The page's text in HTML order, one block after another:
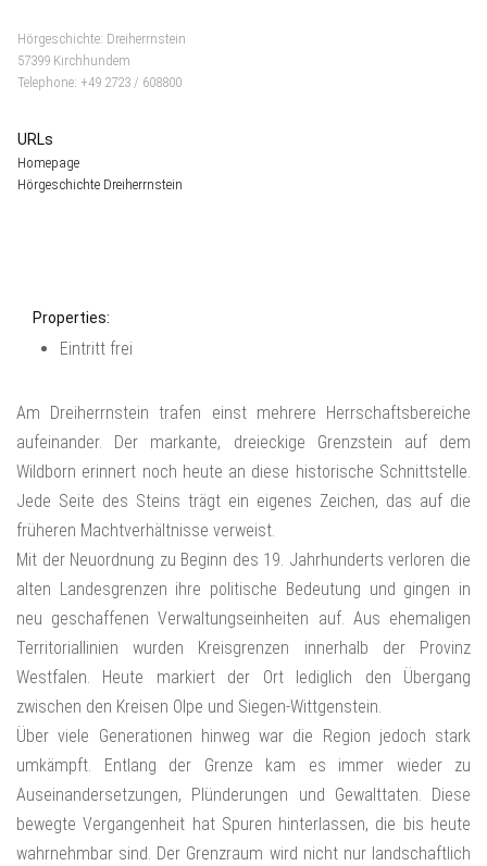
Hörgeschichte: Dreiherrnstein
57399 Kirchhundem
Telephone: +49 2723 / 608800
URLs
Homepage
Hörgeschichte Dreiherrnstein
Properties:
Eintritt frei
Am Dreiherrnstein trafen einst mehrere Herrschaftsbereiche
aufeinander. Der markante, dreieckige Grenzstein auf dem
Wildborn erinnert noch heute an diese historische Schnittstelle.
Jede Seite des Steins trägt ein eigenes Zeichen, das auf die
früheren Machtverhältnisse verweist.
Mit der Neuordnung zu Beginn des 19. Jahrhunderts verloren die
alten Landesgrenzen ihre politische Bedeutung und gingen in
neu geschaffenen Verwaltungseinheiten auf. Aus ehemaligen
Territoriallinien wurden Kreisgrenzen innerhalb der Provinz
Westfalen. Heute markiert der Ort lediglich den Übergang
zwischen den Kreisen Olpe und Siegen-Wittgenstein.
Über viele Generationen hinweg war die Region jedoch stark
umkämpft. Entlang der Grenze kam es immer wieder zu
Auseinandersetzungen, Plünderungen und Gewalttaten. Diese
bewegte Vergangenheit hat Spuren hinterlassen, die bis heute
wahrnehmbar sind. Der Grenzraum wird nicht nur landschaftlich